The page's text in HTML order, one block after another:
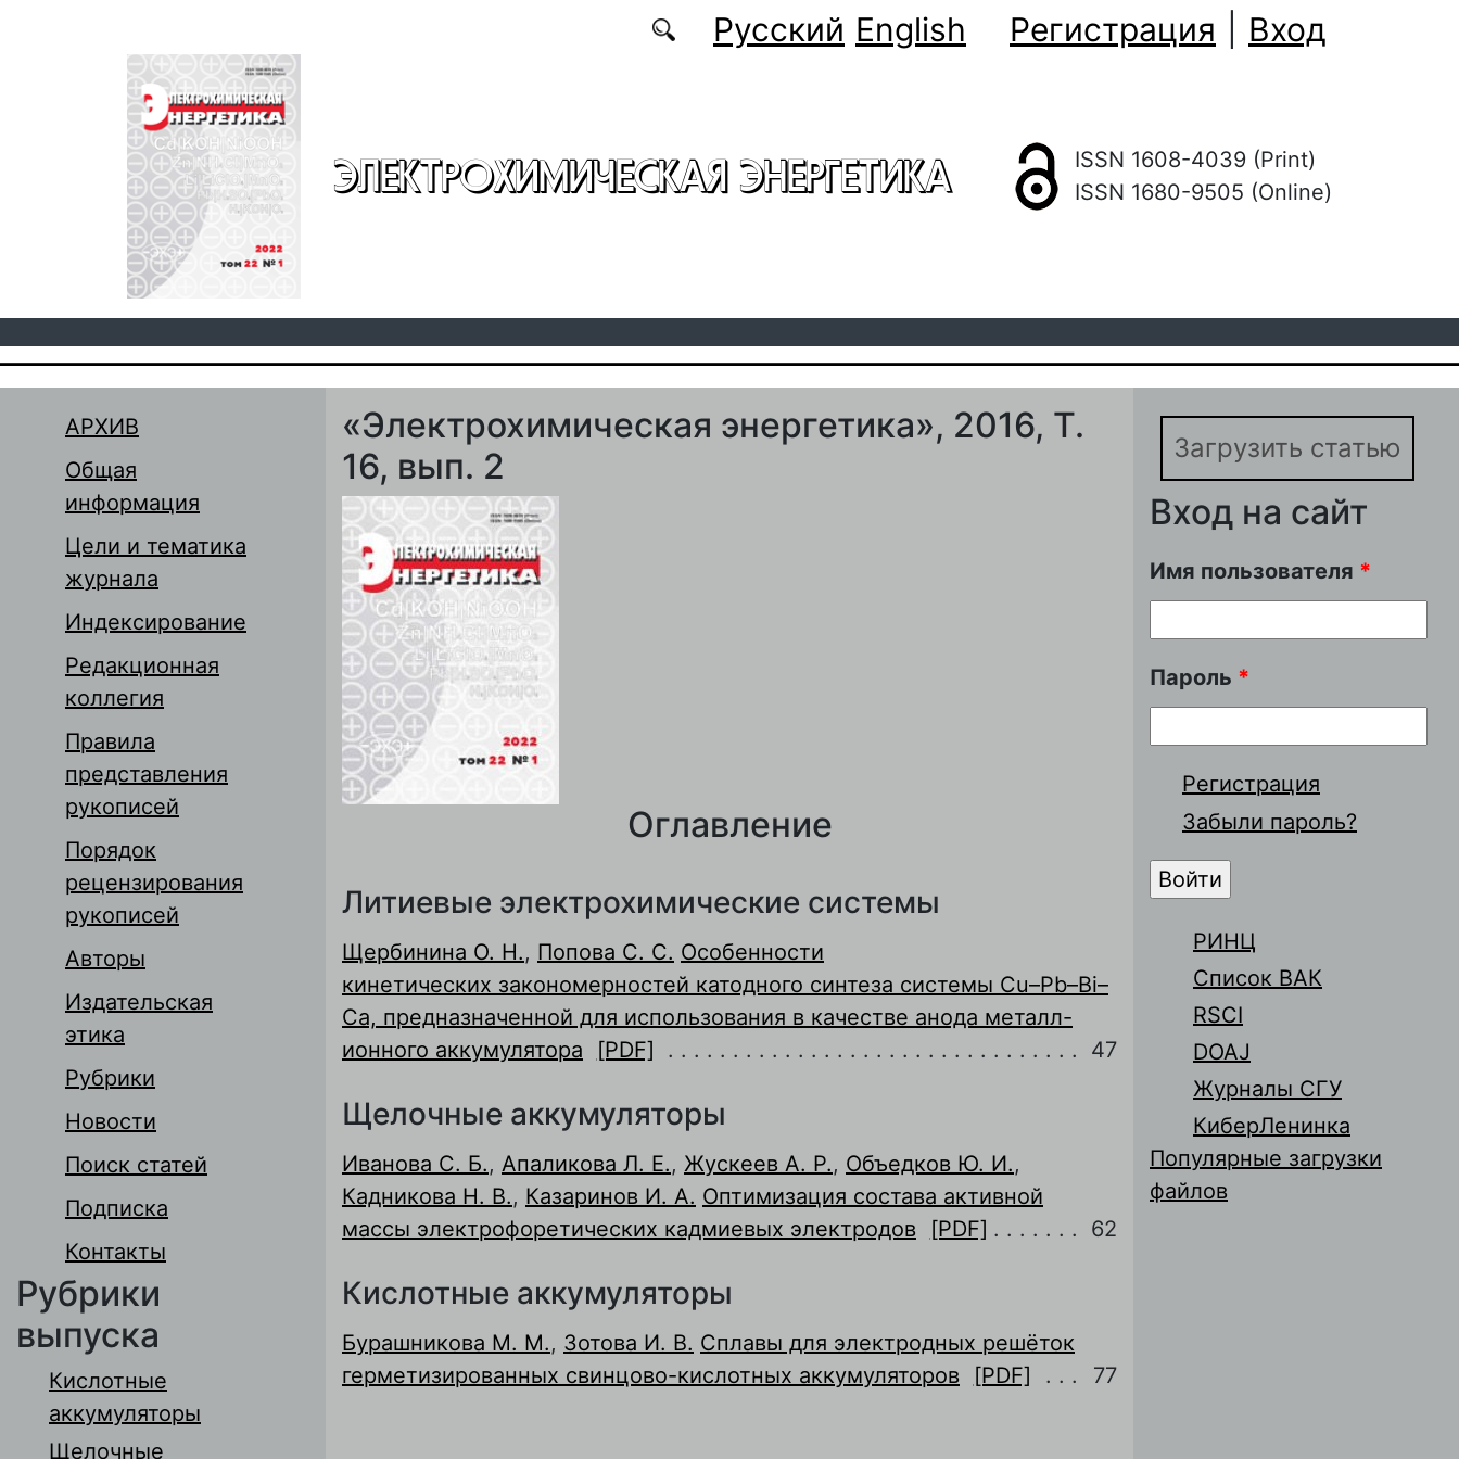
Русский English Регистрация Вход
ЭЛЕКТРОХИМИЧЕСКАЯ ЭНЕРГЕТИКА
ISSN 1608-4039 (Print)
ISSN 1680-9505 (Online)
АРХИВ
Общая
информация
Цели и тематика
журнала
Индексирование
Редакционная
коллегия
Правила
представления
рукописей
Порядок
рецензирования
рукописей
Авторы
Издательская
этика
Рубрики
Новости
Поиск статей
Подписка
Контакты
Рубрики
выпуска
Кислотные
аккумуляторы
Щелочные
«Электрохимическая энергетика», 2016, Т.
16, вып. 2
Оглавление
Литиевые электрохимические системы
Щербинина О. Н., Попова С. С. Особенности
кинетических закономерностей катодного синтеза системы Cu–Pb–Bi–
Са, предназначенной для использования в качестве анода металл-
ионного аккумулятора
[PDF] 47
Щелочные аккумуляторы
Иванова С. Б., Апаликова Л. Е., Жускеев А. Р., Объедков Ю. И.,
Кадникова Н. В., Казаринов И. А. Оптимизация состава активной
массы электрофоретических кадмиевых электродов
[PDF] 62
Кислотные аккумуляторы
Бурашникова М. М., Зотова И. В. Сплавы для электродных решёток
герметизированных свинцово-кислотных аккумуляторов
[PDF] 77
Загрузить статью
Вход на сайт
Имя пользователя *
Пароль *
Регистрация
Забыли пароль?
РИНЦ
Список ВАК
RSCI
DOAJ
Журналы СГУ
КиберЛенинка
Популярные загрузки
файлов